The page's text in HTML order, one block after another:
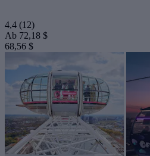
4,4 (12)
Ab 72,18 $
68,56 $